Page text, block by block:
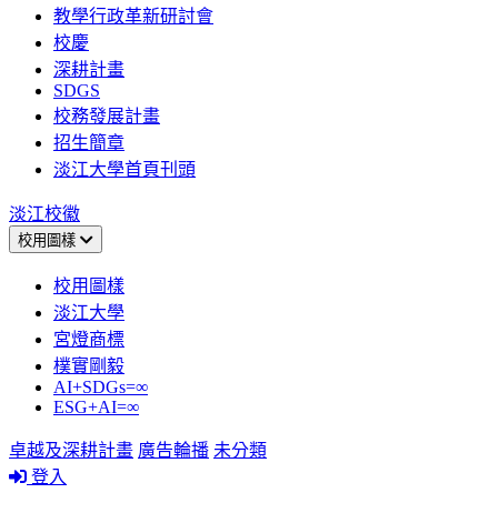
教學行政革新研討會
校慶
深耕計畫
SDGS
校務發展計畫
招生簡章
淡江大學首頁刊頭
淡江校徽
校用圖樣
校用圖樣
淡江大學
宮燈商標
樸實剛毅
AI+SDGs=∞
ESG+AI=∞
卓越及深耕計畫 廣告輪播 未分類
登入